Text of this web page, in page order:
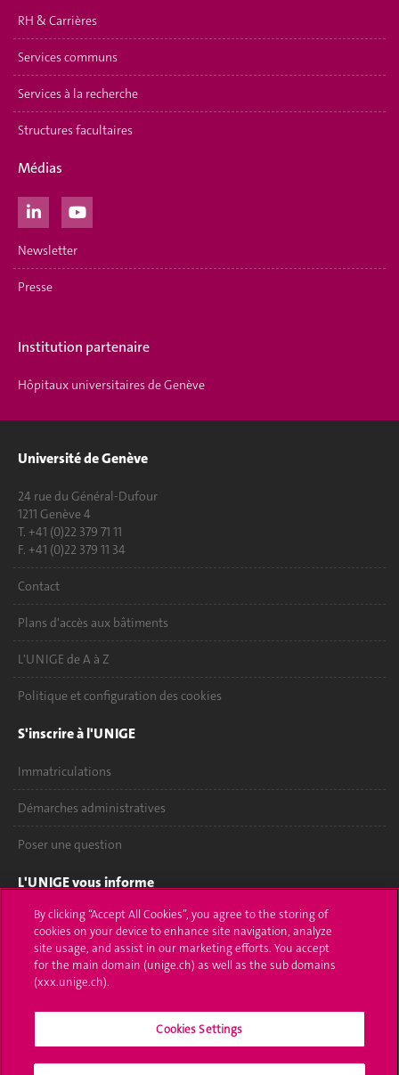
RH & Carrières
Services communs
Services à la recherche
Structures facultaires
Médias
Newsletter
Presse
Institution partenaire
Hôpitaux universitaires de Genève
Université de Genève
24 rue du Général-Dufour
1211 Genève 4
T. +41 (0)22 379 71 11
F. +41 (0)22 379 11 34
Contact
Plans d'accès aux bâtiments
L'UNIGE de A à Z
Politique et configuration des cookies
S'inscrire à l'UNIGE
Immatriculations
Démarches administratives
Poser une question
L'UNIGE vous informe
UNIGE Mobile
Médias
Offres d'emploi
Calendrier académique
By clicking “Accept All Cookies”, you agree to the storing of
cookies on your device to enhance site navigation, analyze
site usage, and assist in our marketing efforts. You accept
for the main domain (unige.ch) as well as the sub domains
(xxx.unige.ch).
Cookies Settings